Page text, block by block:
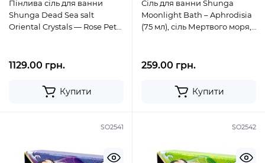
Пінлива сіль для ванни
Shunga Dead Sea salt
Oriental Crystals — Rose Petal
1129.00 грн.
Купити
Сіль для ванни Shunga
Moonlight Bath – Aphrodisia
(75 мл), сіль Мертвого моря,
259.00 грн.
Купити
SO2541 SO2542